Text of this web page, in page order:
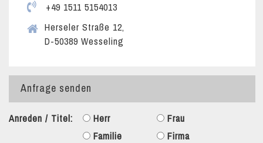
+49 1511 5154013
Herseler Straße 12,
D-50389 Wesseling
Anfrage senden
Anreden / Titel: Herr
Frau
Familie
Firma